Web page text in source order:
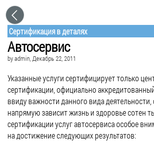
Сертификация в деталях
Автосервис
byadmin, Декабрь 22, 2011
Указанные услуги сертифицирует только
сертификации, официально
ввиду важности данного вида деятельности,
напрямую зависит жизнь и здоровье сотен
сертификации услуг автосервиса особое
на достижение следующих результатов: